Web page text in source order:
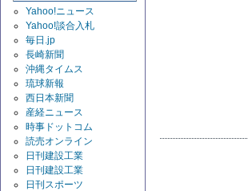
Yahoo!ニュース
Yahoo!談合入札
毎日.jp
長崎新聞
沖縄タイムス
琉球新報
西日本新聞
産経ニュース
時事ドットコム
読売オンライン
日刊建設工業
日刊建設工業
日刊スポーツ